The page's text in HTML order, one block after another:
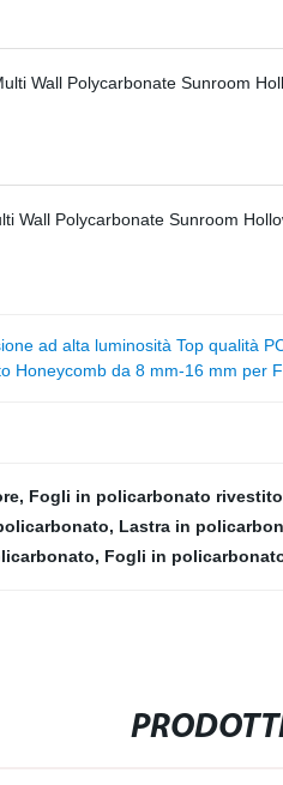
ad alta luminosità Top qualità
Honeycomb da 8 mm-16 mm per
, Fogli in policarbonato rivestito
, Lastra in
, Fogli in